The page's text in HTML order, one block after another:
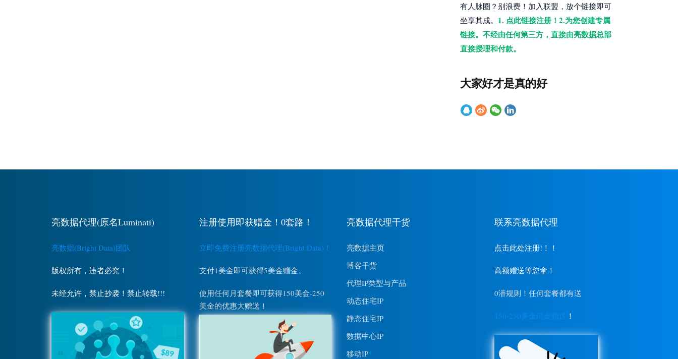
有人脉圈？别浪费！加入联盟，放个链接即可
坐享其成。 1. 点此链接注册！2.为您创建专属
链接。不经由任何第三方，直接由亮数据总部
直接授理和付款。
大家好才是真的好
亮数据代理(原名Luminati)
亮数据(Bright Data)团队
版权所有，违者必究！
未经允许，禁止抄袭！禁止转载!!!
注册使用即获赠金！0套路！
立即免费注册亮数据代理(Bright Data)！
支付1美金即可获得5美金赠金。
使用任何月套餐即可获得150美金-250
美金的优惠大赠送！
亮数据代理干货
亮数据主页
博客干货
代理IP类型与产品
动态住宅IP
静态住宅IP
数据中心IP
移动IP
联系亮数据代理
点击此处注册!！！
高额赠送等您拿！
0潜规则！任何套餐都有送
150-250美金现金赠送 ！